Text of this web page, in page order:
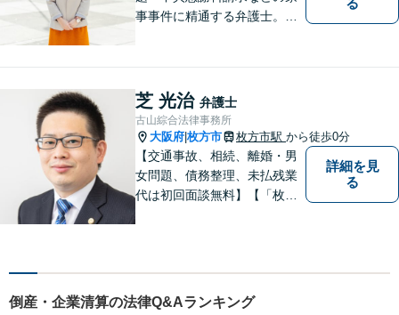
事事件に精通する弁護士。依
致します。どんなお悩みで
も、ご相談ください。【キッ
ズスペースあり】
芝 光治 弁護士
古山綜合法律事務所
大阪府 枚方市 枚方市駅 から徒歩0分
【交通事故、相続、離婚・男
女問題、債務整理、未払残業
代は初回面談無料】【「枚方
ヒアリングし、あらゆる観点
から解決策をご提案してまい
ります。
詳細を見
る
倒産・企業清算の法律Q&Aランキング